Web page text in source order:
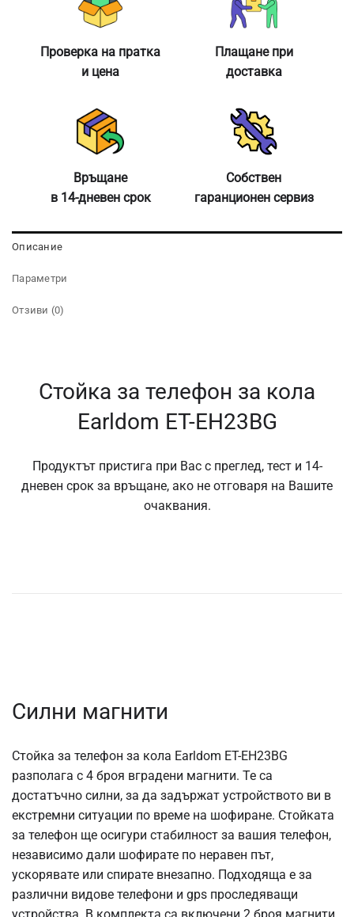
Проверка на пратка
и цена
Плащане при
доставка
Връщане
в 14-дневен срок
Собствен
гаранционен сервиз
Описание
Параметри
Отзиви (0)
Стойка за телефон за кола
Earldom ET-EH23BG
Продуктът пристига при Вас с преглед, тест и 14-
дневен срок за връщане, ако не отговаря на Вашите
очаквания.
Силни магнити
Стойка за телефон за кола Earldom ET-EH23BG
разполага с 4 броя вградени магнити. Те са
достатъчно силни, за да задържат устройството ви в
екстремни ситуации по време на шофиране. Стойката
за телефон ще осигури стабилност за вашия телефон,
независимо дали шофирате по неравен път,
ускорявате или спирате внезапно. Подходяща е за
различни видове телефони и gps проследяващи